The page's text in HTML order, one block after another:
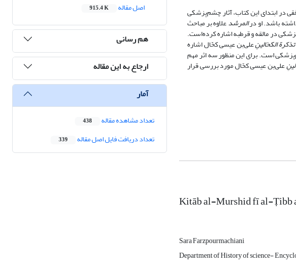
ابتدای این کتاب، آثار چشم‌پزشکی
باشد. او درالمرشدعلاوه بر مباحث
در مالقه و قرطبه اشاره کرده‌است.
تذکرة الکحّالینِعلی‌بن عیسی کحّال اشاره
است. برای این منظور سه اثر مهم
علی‌بن عیسی کحّال مورد بررسی قرار
Kitāb al-Murshid fī al-Ṭibb
Sara Farzpourmachiani
Department of History of science-
اصل مقاله
915.4 K
هم رسانی
ارجاع به این مقاله
آمار
تعداد مشاهده مقاله 438
تعداد دریافت فایل اصل مقاله 339